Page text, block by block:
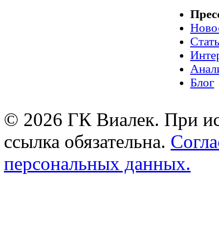
Блог
© 2026 ГК Виалек. При
ссылка обязательна.
персональных данных.